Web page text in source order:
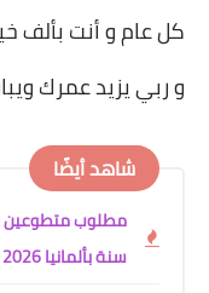
كل عام و أنت بألف
و ربي يزيد عمرك
شاهد أيضًا
مطلوب متطوعين
سنة بألمانيا 2026